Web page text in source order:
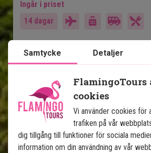
Ingår i priset
14 dagar
pers. från 18 495
Se karta
Samtycke Detaljer
FlamingoTours
cookies
Vi använder cookies för
trafiken på vår
dig tillgång till funktioner för sociala
information om din användning av vår